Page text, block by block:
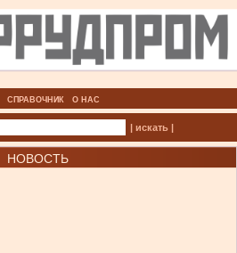
СПРАВОЧНИК О НАС
| искать |
НОВОСТЬ